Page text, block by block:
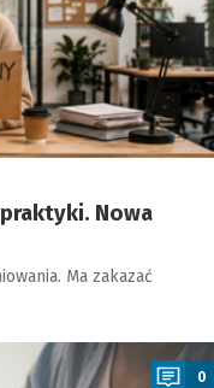
Nowa
Ma zakazać
0